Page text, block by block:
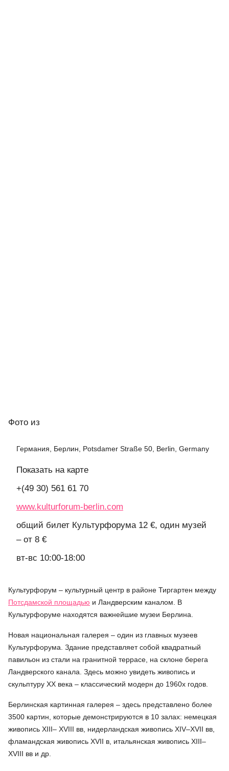
Фото из
Германия, Берлин, Potsdamer Straße 50, Berlin, Germany
Показать на карте
+(49 30) 561 61 70
www.kulturforum-berlin.com
общий билет Культурфорума 12 €, один музей
– от 8 €
вт-вс 10:00-18:00
Культурфорум – культурный центр в районе Тиргартен между
Потсдамской площадью и Ландверским каналом. В
Культурфоруме находятся важнейшие музеи Берлина.
Новая национальная галерея – один из главных музеев
Культурфорума. Здание представляет собой квадратный
павильон из стали на гранитной террасе, на склоне берега
Ландверского канала. Здесь можно увидеть живопись и
скульптуру XX века – классический модерн до 1960х годов.
Берлинская картинная галерея – здесь представлено более
3500 картин, которые демонстрируются в 10 залах: немецкая
живопись XIII– XVIII вв, нидерландская живопись XIV–XVII вв,
фламандская живопись XVII в, итальянская живопись XIII–
XVIII вв и др.